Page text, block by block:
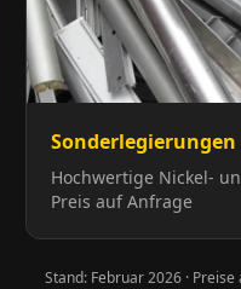
Hochwertige Nickel-
Preis auf Anfrage
Stand: Februar 2026 ·